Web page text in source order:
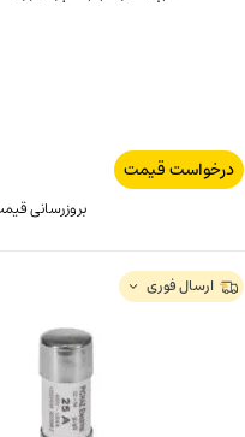
درخواست قیمت
بروزرسانی
ارسال فوری